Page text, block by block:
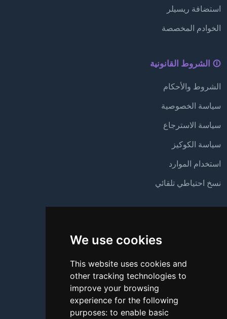
We use cookies
This website uses cookies and
other tracking technologies to
improve your browsing
experience for the following
purposes: to enable basic
استضافة ريسيلر
الخوادم المخصصة
الشروط القانونية
الشروط والأحكام
سياسة الخصوصية
سياسة الاسترجاع
سياسة الكوكيز
استخدام الموارد
نسخ احتياطي تلقائي
الأسئلة الشائعة